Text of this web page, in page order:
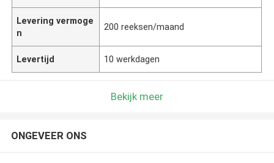
Levering vermoge
n
200 reeksen/maand
Levertijd 10 werkdagen
Bekijk meer
ONGEVEER ONS